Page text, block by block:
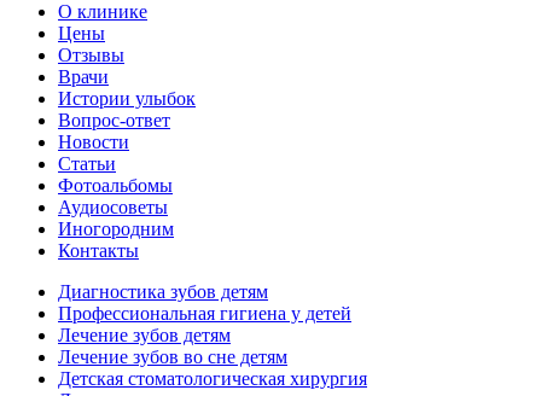
О клинике
Цены
Отзывы
Врачи
Истории улыбок
Вопрос-ответ
Новости
Статьи
Фотоальбомы
Аудиосоветы
Иногородним
Контакты
Диагностика зубов детям
Профессиональная гигиена у детей
Лечение зубов детям
Лечение зубов во сне детям
Детская стоматологическая хирургия